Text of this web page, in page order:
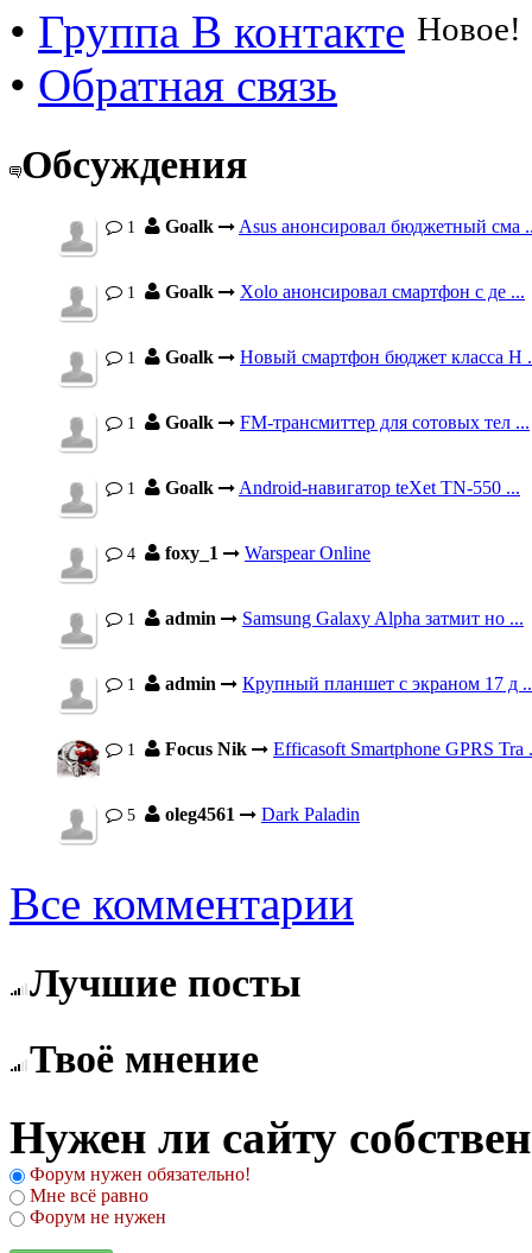
• Группа В контакте Новое!
• Обратная связь
Обсуждения
1 Goalk Asus анонсировал бюджетный сма
1 Goalk Xolo анонсировал смартфон с де ...
1 Goalk Новый смартфон бюджет класса H
1 Goalk FM-трансмиттер для сотовых тел ...
1 Goalk Android-навигатор teXet TN-550 ...
4 foxy_1 Warspear Online
1 admin Samsung Galaxy Alpha затмит но ...
1 admin Крупный планшет с экраном 17 д
1 Focus Nik Efficasoft Smartphone GPRS Tra
5 oleg4561 Dark Paladin
Все комментарии
Лучшие посты
Твоё мнение
Нужен ли сайту
Форум нужен обязательно!
Мне всё равно
Форум не нужен